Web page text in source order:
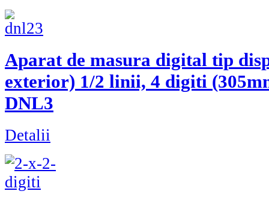
Aparat de masura digital tip
exterior) 1/2 linii, 4 digiti
DNL3
Detalii